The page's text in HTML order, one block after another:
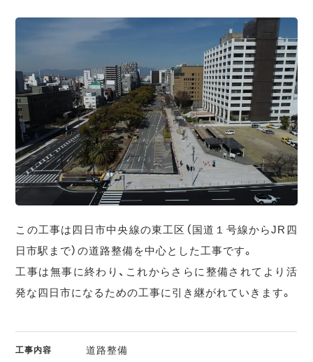
この工事は四日市中央線の東工区（国道１号線からJR四
日市駅まで）の道路整備を中心とした工事です。
工事は無事に終わり、これからさらに整備されてより活
発な四日市になるための工事に引き継がれていきます。
工事内容 道路整備